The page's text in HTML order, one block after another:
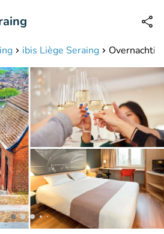
Bereikbaar tot 23:00 uur
ibis Liège Seraing